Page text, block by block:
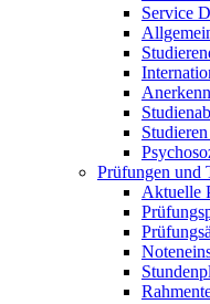
Service
Prüfungen und
Aktuelle